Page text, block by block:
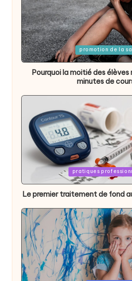
Posted
in
promotion de la
Pourquoi la moitié des
minutes de
pratiques
Le premier traitement de fond